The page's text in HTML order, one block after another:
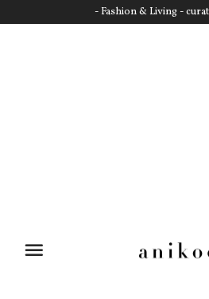
- Fashion & Living -